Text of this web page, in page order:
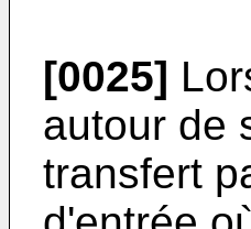
[0025]
autour de
transfert